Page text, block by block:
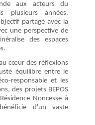
aux acteurs du
plusieurs années,
partagé avec la
une perspective de
des espaces
cœur des réflexions
équilibre entre le
responsable et les
des projets BEPOS
Noncesse à
d'un vaste